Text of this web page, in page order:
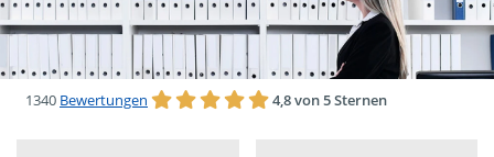
1340 Bewertungen 4,8 von 5 Sternen